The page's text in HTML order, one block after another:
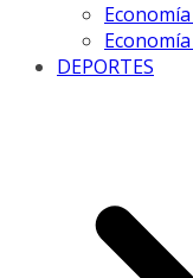
DEPORTES